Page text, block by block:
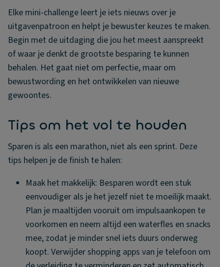
Elke mini-challenge leert je iets nieuws over je
uitgavenpatroon en helpt je bewuster keuzes te maken.
Begin met de uitdaging die jou het meest aanspreekt
of waar je denkt de grootste besparing te kunnen
behalen. Het gaat niet om perfectie, maar om
bewustwording en het ontwikkelen van nieuwe
gewoontes.
Tips om het vol te houden
Sparen is als een marathon, niet als een sprint. Deze
tips helpen je de finish te halen:
Maak het makkelijk: Besparen wordt een stuk
eenvoudiger als je het jezelf niet te moeilijk maakt.
Plan je maaltijden vooruit om impulsaankopen te
voorkomen en neem altijd een waterfles en snacks
mee, zodat je minder snel iets duurs onderweg
koopt. Verwijder shopping apps van je telefoon om